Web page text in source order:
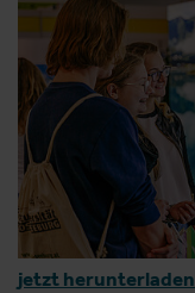
jetzt herunterladen